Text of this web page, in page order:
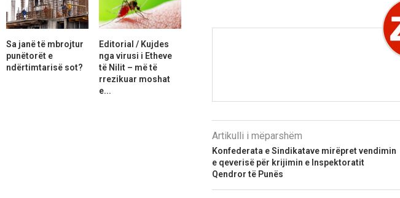
Artikulli i mëparshëm
Konfederata e Sindikatave mirëpret vendimin
e qeverisë për krijimin e Inspektoratit
Qendror të Punës
Sa janë të mbrojtur
punëtorët e
ndërtimtarisë sot?
Editorial / Kujdes
nga virusi i Etheve
të Nilit – më të
rrezikuar moshat
e...